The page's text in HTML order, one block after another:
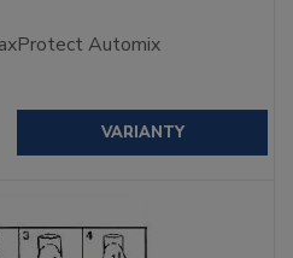
Automix
VARIANTY